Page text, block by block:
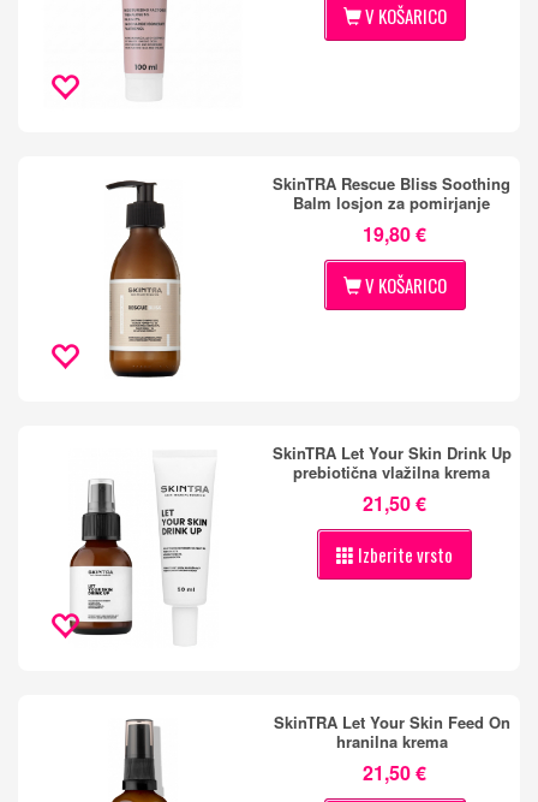
V KOŠARICO
SkinTRA Rescue Bliss Soothing
Balm losjon za pomirjanje
19,80 €
V KOŠARICO
SkinTRA Let Your Skin Drink Up
prebiotična vlažilna krema
21,50 €
Izberite vrsto
SkinTRA Let Your Skin Feed On
hranilna krema
21,50 €